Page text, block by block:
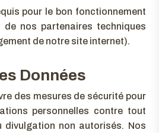
pour le bon fonctionnement
nos partenaires techniques
de notre site internet).
Données
des mesures de sécurité pour
personnelles contre tout
divulgation non autorisés. Nos